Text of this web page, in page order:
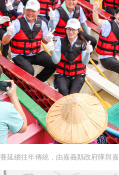
延續往年傳統，由嘉義縣政府隊與